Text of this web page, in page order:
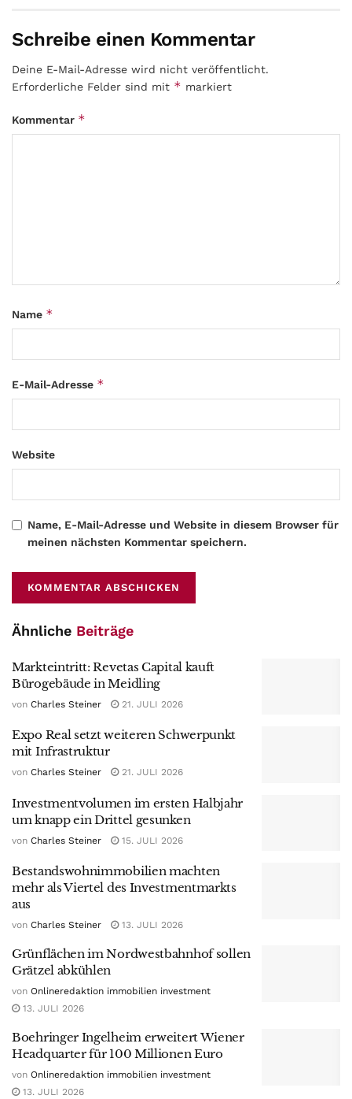
Schreibe einen Kommentar
Deine E-Mail-Adresse wird nicht veröffentlicht.
Erforderliche Felder sind mit * markiert
Kommentar *
Name *
E-Mail-Adresse *
Website
Name, E-Mail-Adresse und Website in diesem Browser für
meinen nächsten Kommentar speichern.
Ähnliche Beiträge
Markteintritt: Revetas Capital kauft
Bürogebäude in Meidling
von Charles Steiner 21. JULI 2026
Expo Real setzt weiteren Schwerpunkt
mit Infrastruktur
von Charles Steiner 21. JULI 2026
Investmentvolumen im ersten Halbjahr
um knapp ein Drittel gesunken
von Charles Steiner 15. JULI 2026
Bestandswohnimmobilien machten
mehr als Viertel des Investmentmarkts
aus
von Charles Steiner 13. JULI 2026
Grünflächen im Nordwestbahnhof sollen
Grätzel abkühlen
von Onlineredaktion immobilien investment
13. JULI 2026
Boehringer Ingelheim erweitert Wiener
Headquarter für 100 Millionen Euro
von Onlineredaktion immobilien investment
13. JULI 2026